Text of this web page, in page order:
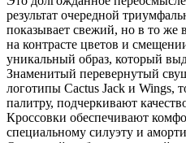
результат очередной
показывает свежий, но в то же
на контрасте цветов и
уникальный образ, который
Знаменитый перевернутый
логотипы Cactus Jack и Wings,
палитру, подчеркивают
Кроссовки обеспечивают
специальному силуэту и